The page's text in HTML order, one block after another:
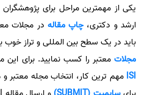
سفارش گویندگی
سفارش تولید محتوا
سفارش ترجمه همزمان
سفارش چکیده گرافیکی
یکی از مهمترین مراحل برای
ارشد و دکتری، چاپ مقاله در مجلات
باید در یک سطح بین المللی و تراز خوب
مجلات معتبر را کسب نمایید. برای این
ISI مهم ترین کار، انتخاب مجله معتبر